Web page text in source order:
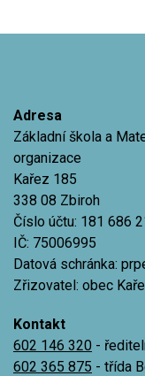
Adresa
Základní škola a
organizace
Kařez 185
338 08 Zbiroh
Číslo účtu: 181 686
IČ: 75006995
Datová schránka:
Zřizovatel: obec
Kontakt
602 146 320 -
602 365 875 - třída